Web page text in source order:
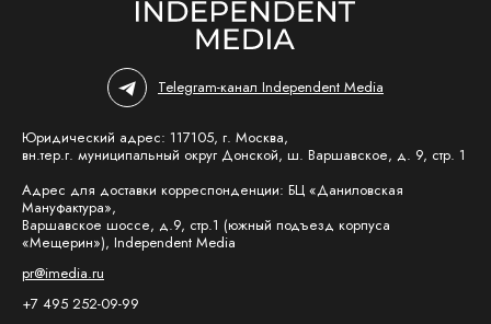
Telegram-канал Independent Media
Юридический адрес: 117105, г. Москва,
вн.тер.г. муниципальный округ Донской, ш. Варшавское, д. 9, стр. 1
Адрес для доставки корреспонденции: БЦ «Даниловская
Мануфактура»,
Варшавское шоссе, д.9, стр.1 (южный подъезд корпуса
«Мещерин»), Independent Media
pr@imedia.ru
+7 495 252-09-99